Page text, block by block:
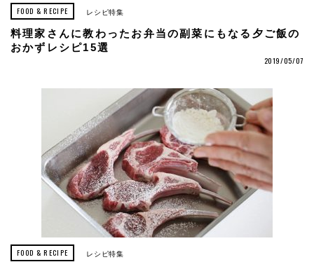
FOOD & RECIPE レシピ特集
料理家さんに教わったお弁当の副菜にもなる夕ご飯の
おかずレシピ15選
2019/05/07
FOOD & RECIPE レシピ特集